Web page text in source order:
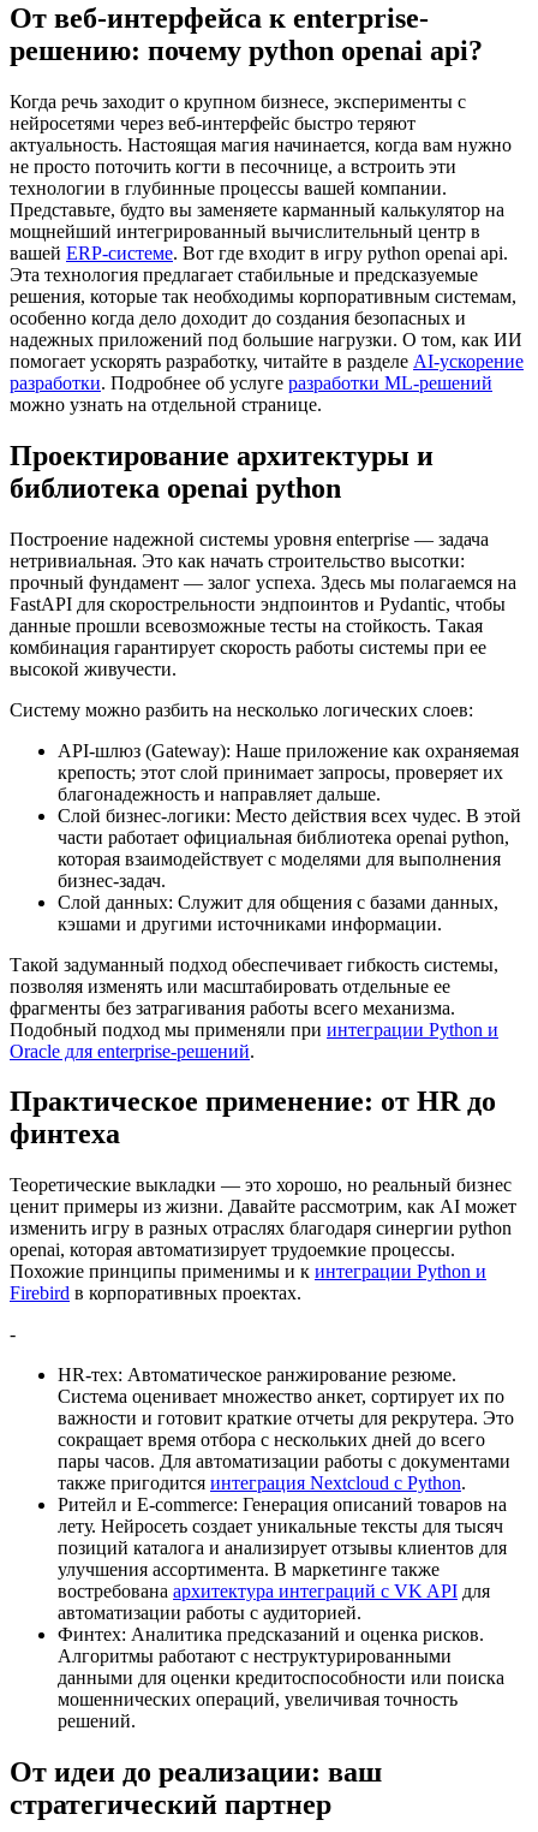
От веб-интерфейса к enterprise-
решению: почему python openai api?
Когда речь заходит о крупном бизнесе, эксперименты с
нейросетями через веб-интерфейс быстро теряют
актуальность. Настоящая магия начинается, когда вам нужно
не просто поточить когти в песочнице, а встроить эти
технологии в глубинные процессы вашей компании.
Представьте, будто вы заменяете карманный калькулятор на
мощнейший интегрированный вычислительный центр в
вашей ERP-системе. Вот где входит в игру python openai api.
Эта технология предлагает стабильные и предсказуемые
решения, которые так необходимы корпоративным системам,
особенно когда дело доходит до создания безопасных и
надежных приложений под большие нагрузки. О том, как ИИ
помогает ускорять разработку, читайте в разделе AI-ускорение
разработки. Подробнее об услуге разработки ML-решений
можно узнать на отдельной странице.
Проектирование архитектуры и
библиотека openai python
Построение надежной системы уровня enterprise — задача
нетривиальная. Это как начать строительство высотки:
прочный фундамент — залог успеха. Здесь мы полагаемся на
FastAPI для скорострельности эндпоинтов и Pydantic, чтобы
данные прошли всевозможные тесты на стойкость. Такая
комбинация гарантирует скорость работы системы при ее
высокой живучести.
Систему можно разбить на несколько логических слоев:
API-шлюз (Gateway): Наше приложение как охраняемая
крепость; этот слой принимает запросы, проверяет их
благонадежность и направляет дальше.
Слой бизнес-логики: Место действия всех чудес. В этой
части работает официальная библиотека openai python,
которая взаимодействует с моделями для выполнения
бизнес-задач.
Слой данных: Служит для общения с базами данных,
кэшами и другими источниками информации.
Такой задуманный подход обеспечивает гибкость системы,
позволяя изменять или масштабировать отдельные ее
фрагменты без затрагивания работы всего механизма.
Подобный подход мы применяли при интеграции Python и
Oracle для enterprise-решений.
Практическое применение: от HR до
финтеха
Теоретические выкладки — это хорошо, но реальный бизнес
ценит примеры из жизни. Давайте рассмотрим, как AI может
изменить игру в разных отраслях благодаря синергии python
openai, которая автоматизирует трудоемкие процессы.
Похожие принципы применимы и к интеграции Python и
Firebird в корпоративных проектах.
-
HR-тех: Автоматическое ранжирование резюме.
Система оценивает множество анкет, сортирует их по
важности и готовит краткие отчеты для рекрутера. Это
сокращает время отбора с нескольких дней до всего
пары часов. Для автоматизации работы с документами
также пригодится интеграция Nextcloud с Python.
Ритейл и E-commerce: Генерация описаний товаров на
лету. Нейросеть создает уникальные тексты для тысяч
позиций каталога и анализирует отзывы клиентов для
улучшения ассортимента. В маркетинге также
востребована архитектура интеграций с VK API для
автоматизации работы с аудиторией.
Финтех: Аналитика предсказаний и оценка рисков.
Алгоритмы работают с неструктурированными
данными для оценки кредитоспособности или поиска
мошеннических операций, увеличивая точность
решений.
От идеи до реализации: ваш
стратегический партнер